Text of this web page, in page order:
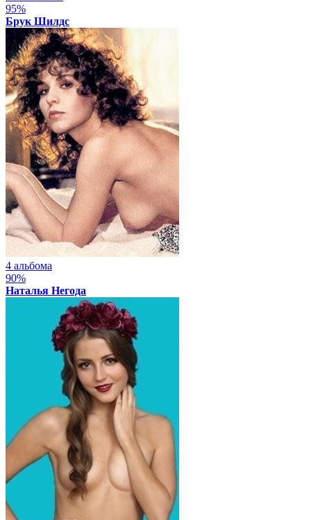
95%
Брук Шилдс
4 альбома
90%
Наталья Негода